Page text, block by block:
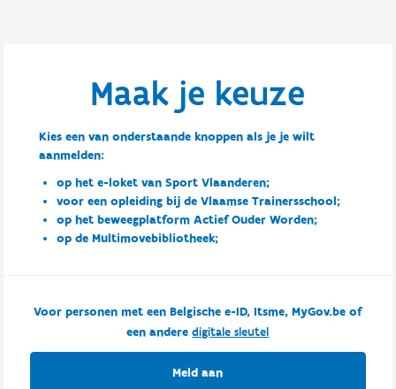
Maak je keuze
Kies een van onderstaande knoppen als je je wilt
aanmelden:
op het e-loket van Sport Vlaanderen;
voor een opleiding bij de Vlaamse Trainersschool;
op het beweegplatform Actief Ouder Worden;
op de Multimovebibliotheek;
Voor personen met een Belgische e-ID, Itsme, MyGov.be of
een anderedigitale sleutel
Meld aan